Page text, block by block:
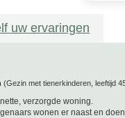
uw ervaringen
(Gezin met tienerkinderen, leeftijd
verzorgde woning.
wonen er naast en